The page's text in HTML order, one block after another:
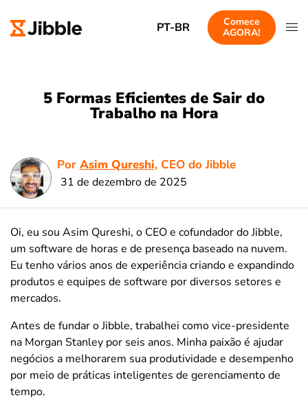
PT-BR
Comece
AGORA!
5 Formas Eficientes de Sair do
Trabalho na Hora
Por Asim Qureshi, CEO do Jibble
31 de dezembro de 2025
Oi, eu sou Asim Qureshi, o CEO e cofundador do Jibble,
um software de horas e de presença baseado na nuvem.
Eu tenho vários anos de experiência criando e expandindo
produtos e equipes de software por diversos setores e
mercados.
Antes de fundar o Jibble, trabalhei como vice-presidente
na Morgan Stanley por seis anos. Minha paixão é ajudar
negócios a melhorarem sua produtividade e desempenho
por meio de práticas inteligentes de gerenciamento de
tempo.